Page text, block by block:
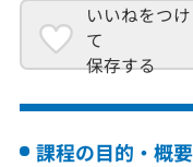
いいねをつけ
て
保存する
課程の目的・概要